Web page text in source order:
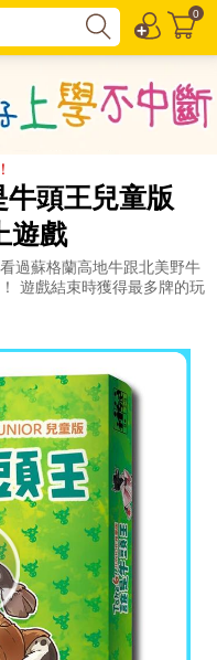
0
牛頭王兒童版
遊戲
過蘇格蘭高地牛跟北美野牛
遊戲結束時獲得最多牌的玩